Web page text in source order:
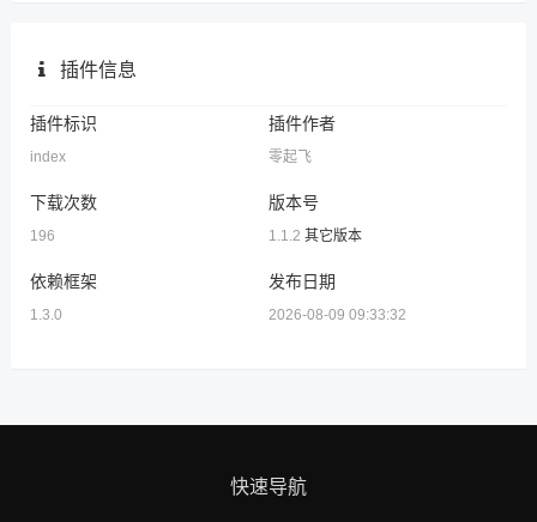
插件信息
插件标识
index
插件作者
零起飞
下载次数
196
版本号
1.1.2 其它版本
依赖框架
1.3.0
发布日期
2026-08-09 09:33:32
快速导航